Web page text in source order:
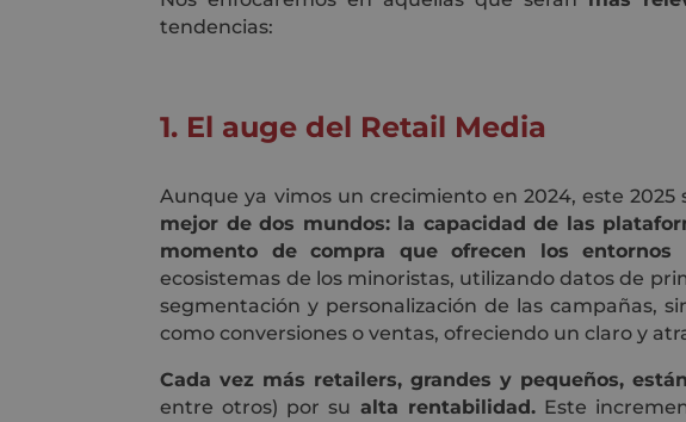
tendencias:
1. El auge del Retail Media
Aunque ya vimos un crecimiento en 2024, este
mejor de dos mundos: la capacidad de las
momento de compra que ofrecen los entornos
ecosistemas de los minoristas, utilizando datos de
segmentación y personalización de las campañas,
como conversiones o ventas, ofreciendo un claro y
Cada vez más retailers, grandes y pequeños,
entre otros) por su alta rentabilidad. Este